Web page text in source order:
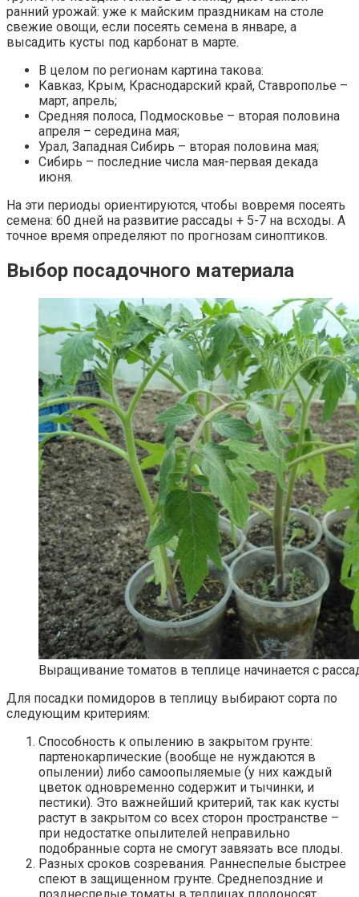
ранний урожай: уже к майским праздникам на столе
свежие овощи, если посеять семена в январе, а
высадить кусты под карбонат в марте.
В целом по регионам картина такова:
Кавказ, Крым, Краснодарский край, Ставрополье –
март, апрель;
Средняя полоса, Подмосковье – вторая половина
апреля – середина мая;
Урал, Западная Сибирь – вторая половина мая;
Сибирь – последние числа мая-первая декада
июня.
На эти периоды ориентируются, чтобы вовремя посеять
семена: 60 дней на развитие рассады + 5-7 на всходы. А
точное время определяют по прогнозам синоптиков.
Выбор посадочного материала
Выращивание томатов в теплице начинается с
Для посадки помидоров в теплицу выбирают сорта по
следующим критериям:
Способность к опылению в закрытом грунте:
партенокарпические (вообще не нуждаются в
опылении) либо самоопыляемые (у них каждый
цветок одновременно содержит и тычинки, и
пестики). Это важнейший критерий, так как кусты
растут в закрытом со всех сторон пространстве –
при недостатке опылителей неправильно
подобранные сорта не смогут завязать все плоды.
Разных сроков созревания. Раннеспелые быстрее
спеют в защищенном грунте. Среднепоздние и
позднеспелые томаты в теплицах плодоносят